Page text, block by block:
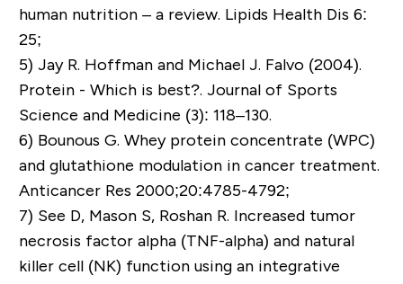
human nutrition – a review. Lipids Health Dis 6:
25;
5) Jay R. Hoffman and Michael J. Falvo (2004).
Protein - Which is best?. Journal of Sports
Science and Medicine (3): 118–130.
6) Bounous G. Whey protein concentrate (WPC)
and glutathione modulation in cancer treatment.
Anticancer Res 2000;20:4785-4792;
7) See D, Mason S, Roshan R. Increased tumor
necrosis factor alpha (TNF-alpha) and natural
killer cell (NK) function using an integrative